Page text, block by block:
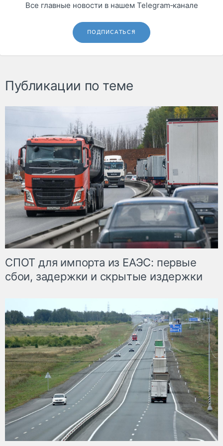
Все главные новости в нашем Telegram‑канале
ПОДПИСАТЬСЯ
Публикации по теме
СПОТ для импорта из ЕАЭС: первые
сбои, задержки и скрытые издержки